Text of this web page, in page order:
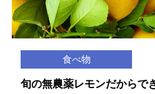
食べ物
旬の無農薬レモンだからで